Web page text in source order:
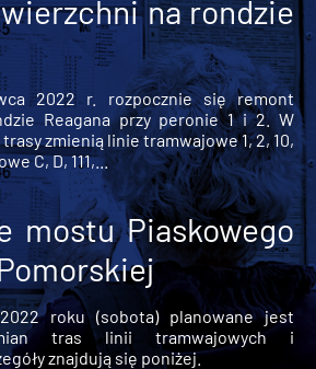
na rondzie
2022 r. rozpocznie się remont
Reagana przy peronie 1 i 2. W
zmienią linie tramwajowe 1, 2, 10,
C, D, 111,...
mostu Piaskowego
roku (sobota) planowane jest
tras linii tramwajowych i
znajdują się poniżej.